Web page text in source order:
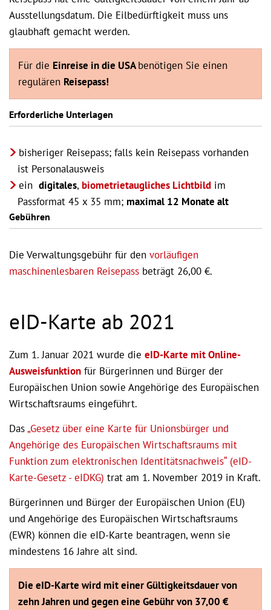
Ausstellungsdatum. Die Eilbedürftigkeit muss uns
glaubhaft gemacht werden.
Für die Einreise in die USAbenötigen Sie einen
regulären Reisepass!
Erforderliche Unterlagen
bisheriger Reisepass; falls kein Reisepass vorhanden
ist Personalausweis
ein digitales, biometrietaugliches Lichtbildim
Passformat 45 x 35 mm; maximal 12 Monate alt
Gebühren
Die Verwaltungsgebühr für den vorläufigen
maschinenlesbaren Reisepass beträgt 26,00 €.
eID-Karte ab 2021
Zum 1. Januar 2021 wurde die eID-Karte mit Online-
Ausweisfunktion für Bürgerinnen und Bürger der
Europäischen Union sowie Angehörige des Europäischen
Wirtschaftsraums eingeführt.
Das„Gesetz über eine Karte für Unionsbürger und
Angehörige des Europäischen Wirtschaftsraums mit
Funktion zum elektronischen Identitätsnachweis“ (eID-
Karte-Gesetz - eIDKG) trat am 1. November 2019 in Kraft.
Bürgerinnen und Bürger der Europäischen Union (EU)
und Angehörige des Europäischen Wirtschaftsraums
(EWR) können die eID-Karte beantragen, wenn sie
mindestens 16 Jahre alt sind.
Die eID-Karte wird mit einer Gültigkeitsdauer von
zehn Jahren und gegen eine Gebühr von 37,00 €